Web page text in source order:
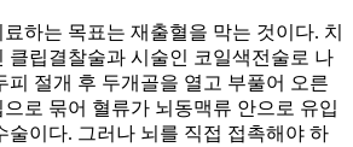
하는 목표는 재출혈을 막는 것이다. 치
클립결찰술과 시술인 코일색전술로 나
피 절개 후 두개골을 열고 부풀어 오른
로 묶어 혈류가 뇌동맥류 안으로 유입
술이다. 그러나 뇌를 직접 접촉해야 하